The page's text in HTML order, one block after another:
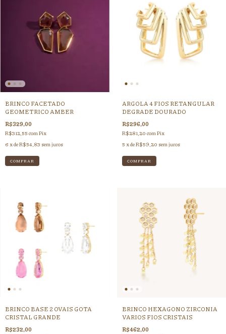
BRINCO FACETADO
GEOMETRICO AMBER
R$329,00
R$312,55 comPix
6 x deR$54,83 sem juros
ARGOLA 4 FIOS RETANGULAR
DEGRADE DOURADO
R$296,00
R$281,20 comPix
5 x deR$59,20 sem juros
BRINCO BASE 2 OVAIS GOTA
CRISTAL GRANDE
R$232,00
BRINCO HEXAGONO ZIRCONIA
VARIOS FIOS CRISTAIS
R$462,00